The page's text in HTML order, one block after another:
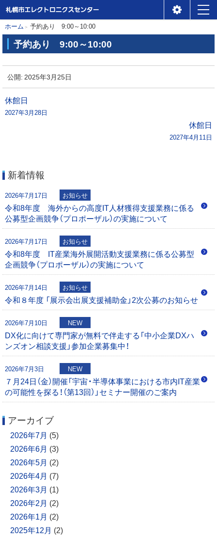
本
へ
札幌市エレクトロニクスセ
ンター
ニ
ュ
ー
現
在
位
置
の
階
層
ホーム 予約あり 9:00～10:00
予約あり 9:00～10:00
予
約
あ
り
～
1
0
0
公開:2025年3月25日
投
ー
シ
ョ
ン
休館日
2027年3月28日
休館日
2027年4月11日
新着情報
2026年7月17日 お知らせ
令和8年度 海外からの高度IT人材獲得支援業務に係る
公募型企画競争（プロポーザル）の実施について
2026年7月17日 お知らせ
令和8年度 IT産業海外展開活動支援業務に係る公募型
企画競争（プロポーザル）の実施について
2026年7月14日 お知らせ
令和８年度 「展示会出展支援補助金」2次公募のお知らせ
2026年7月10日 NEW
DX化に向けて専門家が無料で伴走する「中小企業DXハ
ンズオン相談支援」参加企業募集中！
2026年7月3日 NEW
７月24日（金）開催「宇宙・半導体事業における市内IT産業
の可能性を探る！（第13回）」セミナー開催のご案内
アーカイブ
2026年7月 (5)
2026年6月 (3)
2026年5月 (2)
2026年4月 (7)
2026年3月 (1)
2026年2月 (2)
2026年1月 (2)
2025年12月 (2)